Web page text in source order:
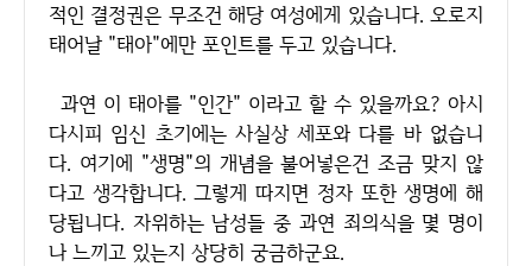
적인 결정권은 무조건 해당 여성에게 있습니다. 오로지
태어날 "태아"에만 포인트를 두고 있습니다.
과연 이 태아를 "인간" 이라고 할 수 있을까요? 아시
다시피 임신 초기에는 사실상 세포와 다를 바 없습니
다. 여기에 "생명"의 개념을 불어넣은건 조금 맞지 않
다고 생각합니다. 그렇게 따지면 정자 또한 생명에 해
당됩니다. 자위하는 남성들 중 과연 죄의식을 몇 명이
나 느끼고 있는지 상당히 궁금하군요.